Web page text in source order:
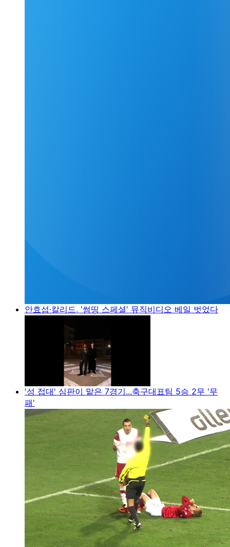
안효섭·칼리드, '썸띵 스페셜' 뮤직비디오 베일 벗었다
'성 접대' 심판이 맡은 7경기...축구대표팀 5승 2무 '무
패'